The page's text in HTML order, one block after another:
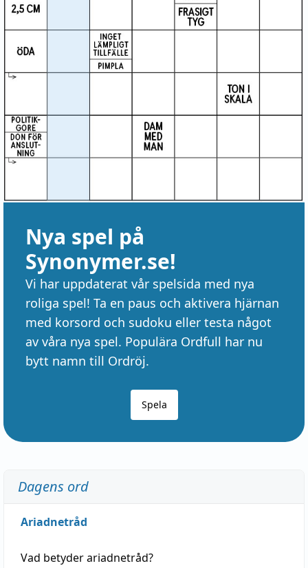
Nya spel på
Synonymer.se!
Vi har uppdaterat vår spelsida med nya
roliga spel! Ta en paus och aktivera hjärnan
med korsord och sudoku eller testa något
av våra nya spel. Populära Ordfull har nu
bytt namn till Ordröj.
Spela
Dagens ord
Ariadnetråd
Vad betyderariadnetråd?